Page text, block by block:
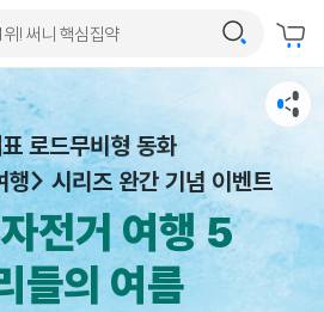
로드무비형 동화
> 시리즈 완간 기념 이벤트
전거 여행 5
들의 여름